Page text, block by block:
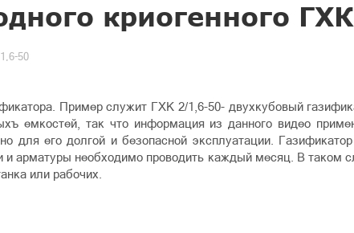
криогенного
50
Пример служит ГХК 2/1,6-50- двухкубовый
емкостей, так что информация из данного видео
для его долгой и безопасной эксплуатации.
арматуры необходимо проводить каждый месяц. В таком
или рабочих.